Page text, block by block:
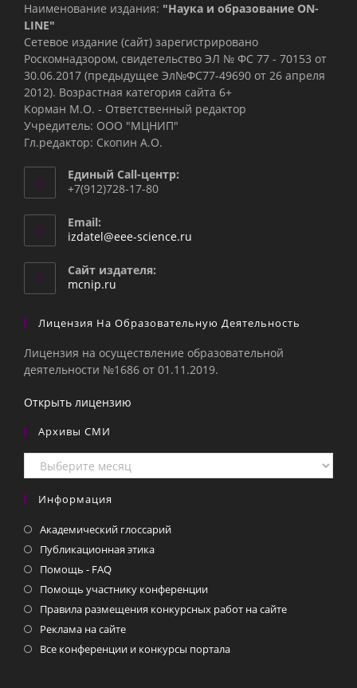
Наименование издания: "Наука и образование ON-
LINE"
Сетевое издание (сайт) зарегистрировано
Роскомнадзором, свидетельство ЭЛ № ФС 77 - 70153 от
30.06.2017 (предыдущее Эл№ФC77-49690 от 26 апреля
2012). Возрастная категория сайта 6+
Корман М.О. - Ответственный редактор
Учредитель: ООО "МЦНИП"
Гл.редактор: Скопин А.О.
Единый Call-центр:
+7(912)728-17-80
Email:
izdatel@eee-science.ru
Сайт издателя:
mcnip.ru
Лицензия На Образовательную Деятельность
Лицензия на осуществление образовательной
деятельности №1686 от 01.11.2019.
Открыть лицензию
Архивы СМИ
Архивы
СМИ
Информация
Академический глоссарий
Публикационная этика
Помощь - FAQ
Помощь участнику конференции
Правила размещения конкурсных работ на сайте
Реклама на сайте
Все конференции и конкурсы портала